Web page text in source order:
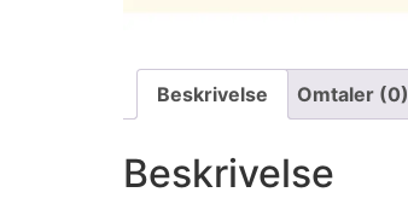
Beskrivelse Omtaler (0)
Beskrivelse